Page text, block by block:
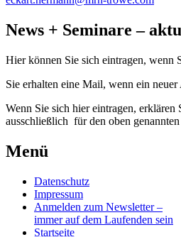
News + Seminare –
Hier können Sie sich eintragen, wenn
Sie erhalten eine Mail, wenn ein
Wenn Sie sich hier eintragen,
ausschließlich für den oben
Menü
Datenschutz
Impressum
Anmelden zum Newsletter –
immer auf dem Laufenden sein
Startseite